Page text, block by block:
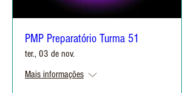
PMP Preparatório Turma 51
ter., 03 de nov.
Mais informações